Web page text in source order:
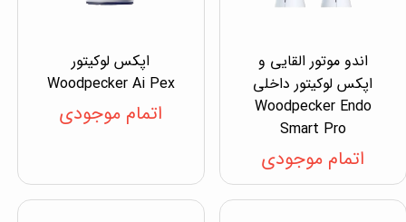
اندو موتور القایی و
اپکس لوکیتور داخلی
Woodpecker Endo
Smart Pro
اتمام موجودی
اپکس لوکیتور
Woodpecker Ai Pex
اتمام موجودی